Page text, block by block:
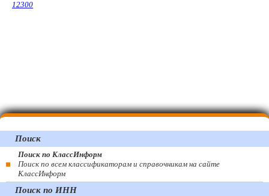
12300
Поиск
Поиск по КлассИнформ
Поиск по всем классификаторам и справочникам на сайте
КлассИнформ
Поиск по ИНН